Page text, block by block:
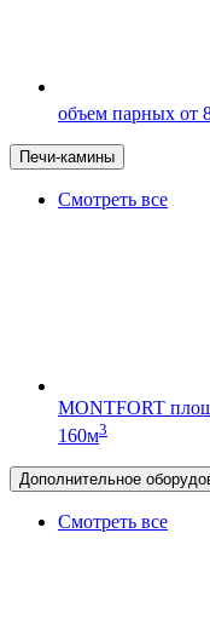
объем парных от
Печи-камины
Смотреть все
MONTFORT
160м3
Дополнительное
Смотреть все